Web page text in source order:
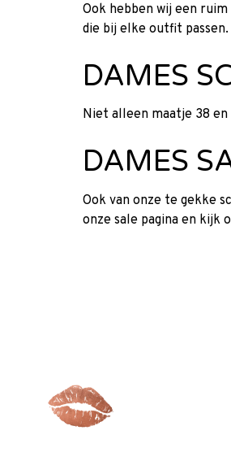
Ook hebben wij een
die bij elke outfit passen.
DAMES
Niet alleen maatje 38
DAMES
Ook van onze te gekke
onze sale pagina en kijk